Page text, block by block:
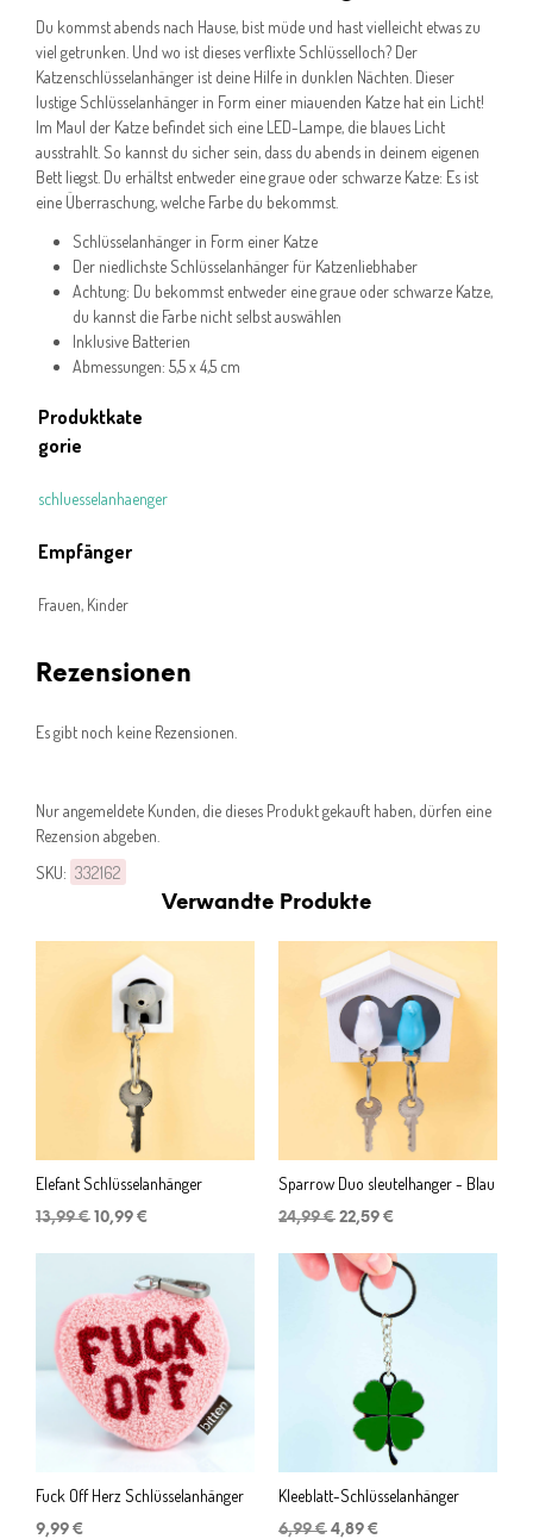
Du kommst abends nach Hause, bist müde und hast vielleicht etwas zu
viel getrunken. Und wo ist dieses verflixte Schlüsselloch? Der
Katzenschlüsselanhänger ist deine Hilfe in dunklen Nächten. Dieser
lustige Schlüsselanhänger in Form einer miauenden Katze hat ein Licht!
Im Maul der Katze befindet sich eine LED-Lampe, die blaues Licht
ausstrahlt. So kannst du sicher sein, dass du abends in deinem eigenen
Bett liegst. Du erhältst entweder eine graue oder schwarze Katze: Es ist
eine Überraschung, welche Farbe du bekommst.
Schlüsselanhänger in Form einer Katze
Der niedlichste Schlüsselanhänger für Katzenliebhaber
Achtung: Du bekommst entweder eine graue oder schwarze Katze,
du kannst die Farbe nicht selbst auswählen
Inklusive Batterien
Abmessungen: 5,5 x 4,5 cm
Produktkate
gorie
schluesselanhaenger
Empfänger
Frauen, Kinder
Rezensionen
Es gibt noch keine Rezensionen.
Nur angemeldete Kunden, die dieses Produkt gekauft haben, dürfen eine
Rezension abgeben.
SKU: 332162
Verwandte Produkte
Elefant Schlüsselanhänger
13,99€ Ursprünglicher
war:
13,99 €
10,99 €
ist:
10,99 €.
Sparrow Duo sleutelhanger - Blau
24,99€ Ursprünglicher
war:
24,99 €
22,59 €
ist:
22,59 €.
Fuck Off Herz Schlüsselanhänger
9,99 €
Kleeblatt-Schlüsselanhänger
6,99€ Ursprünglicher
4,89 €